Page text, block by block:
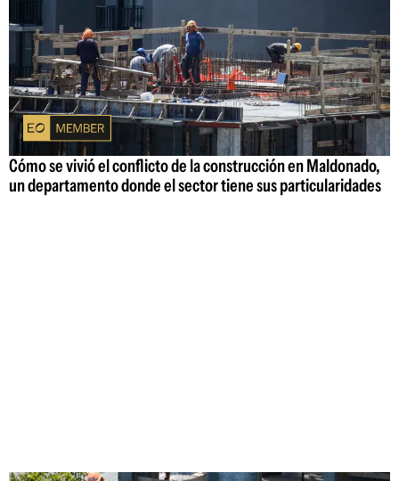
Cómo se vivió el conflicto de la construcción en Maldonado,
un departamento donde el sector tiene sus particularidades